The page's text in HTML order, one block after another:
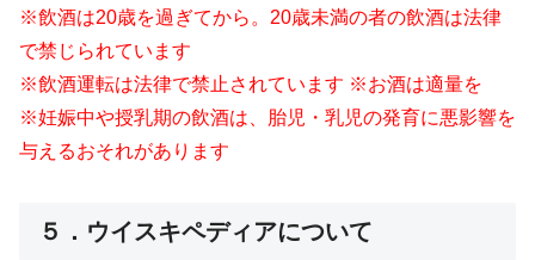
※飲酒は20歳を過ぎてから。20歳未満の者の飲酒は法律
で禁じられています
※飲酒運転は法律で禁止されています ※お酒は適量を
※妊娠中や授乳期の飲酒は、胎児・乳児の発育に悪影響を
与えるおそれがあります
５．ウイスキペディアについて